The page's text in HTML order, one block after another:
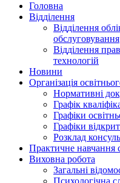
Головна
Відділення
Відділення
обслуговування
Відділення
технологій
Новини
Організація
Нормативні
Графік
Графіки
Графіки
Розклад
Практичне навчання
Виховна робота
Загальні